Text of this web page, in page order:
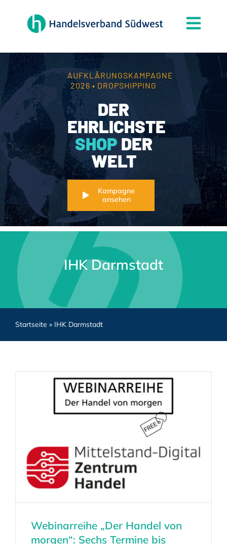
Themen
Mitgliedschaft
Partner
News
Handelsjournal
Kontakt
AUFKLÄRUNGSKAMPAGNE
2026 • DROPSHIPPING
DER
EHRLICHSTE
SHOP DER
WELT
Kampagne
ansehen
IHK Darmstadt
Startseite » IHK Darmstadt
Webinarreihe „Der Handel von
morgen“: Sechs Termine bis